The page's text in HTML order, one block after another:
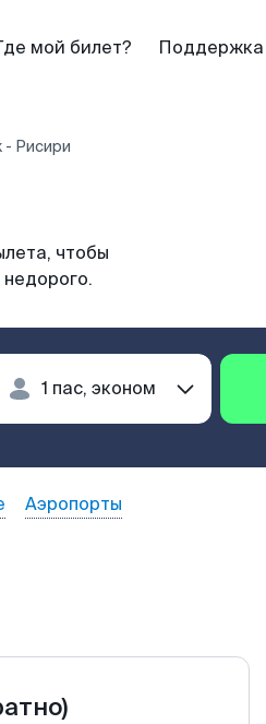
мой билет? Поддержка
- Рисири
чтобы
Аэропорты